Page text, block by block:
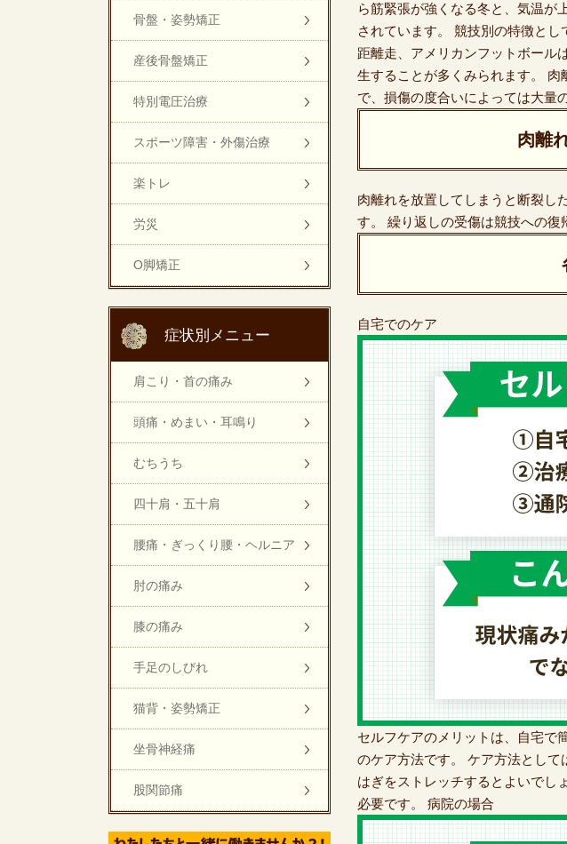
ら筋緊張が強くなる冬と、気温が
されています。 競技別の特徴と
距離走、アメリカンフットボール
生することが多くみられます。
で、損傷の度合いによっては大量
肉離
肉離れを放置してしまうと断裂し
す。 繰り返しの受傷は競技への復
自宅でのケア
セルフケアのメリットは、自宅で
のケア方法です。 ケア方法とし
はぎをストレッチするとよいでし
必要です。 病院の場合
骨盤・姿勢矯正
産後骨盤矯正
特別電圧治療
スポーツ障害・外傷治療
楽トレ
労災
O脚矯正
症状別メニュー
肩こり・首の痛み
頭痛・めまい・耳鳴り
むちうち
四十肩・五十肩
腰痛・ぎっくり腰・ヘルニア
肘の痛み
膝の痛み
手足のしびれ
猫背・姿勢矯正
坐骨神経痛
股関節痛